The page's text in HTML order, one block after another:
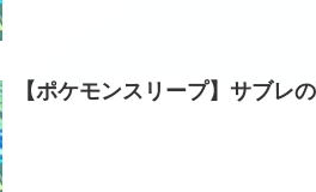
【ポケモンスリープ】サブレ